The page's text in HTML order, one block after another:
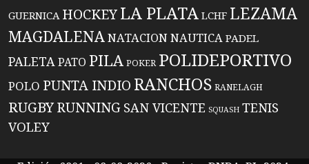
GUERNICA HOCKEYLA PLATA LCHF LEZAMA
MAGDALENANATACIONNAUTICA PADEL
PALETAPATO PILA POKER POLIDEPORTIVO
POLO PUNTA INDIO RANCHOS RANELAGH
RUGBYRUNNING SAN VICENTE SQUASH TENIS
VOLEY